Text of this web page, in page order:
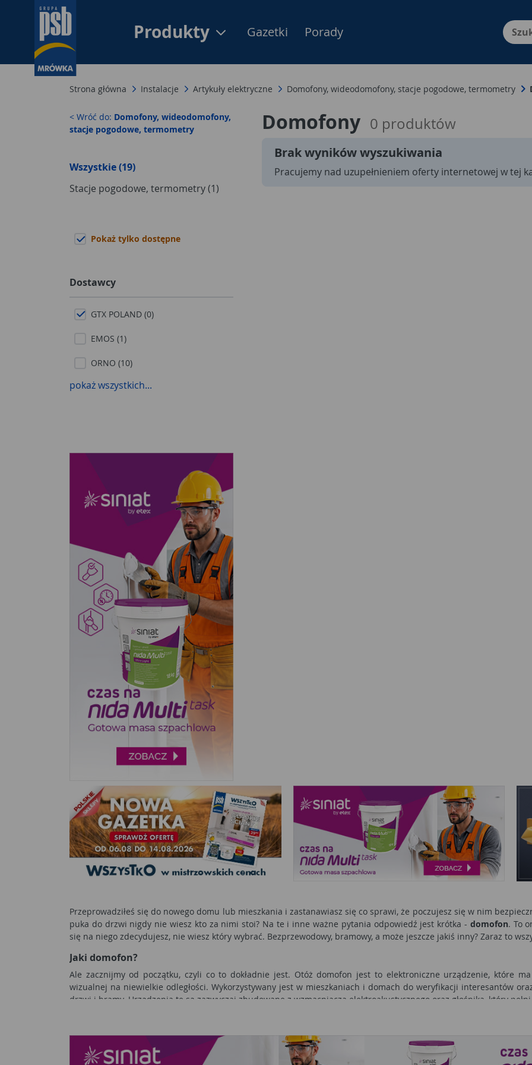
Produkty Menu Produktów,
Gazetki Porady
Strona główna Instalacje Artykuły elektryczne Domofony, wideodomofony, stacje pogodowe, termometry
< Wróć do: Domofony, wideodomofony,
stacje pogodowe, termometry
Wszystkie (19)
Stacje pogodowe, termometry (1)
Pokaż tylko dostępne
Dostawcy
GTX POLAND (0)
EMOS (1)
ORNO (10)
pokaż wszystkich...
Domofony 0 produktów
Brak wyników wyszukiwania
Pracujemy nad uzupełnieniem oferty internetowej w tej
Przeprowadziłeś się do nowego domu lub mieszkania i zastanawiasz się co sprawi, że poczujesz się w nim
puka do drzwi nigdy nie wiesz kto za nimi stoi? Na te i inne ważne pytania odpowiedź jest krótka - domofon. To
się na niego zdecydujesz, nie wiesz który wybrać. Bezprzewodowy, bramowy, a może jeszcze jakiś inny? Zaraz to
Jaki domofon?
Ale zacznijmy od początku, czyli co to dokładnie jest. Otóż domofon jest to elektroniczne urządzenie, które
wizualnej na niewielkie odległości. Wykorzystywany jest w mieszkaniach i domach do weryfikacji interesantów
drzwi i bramy. Urządzenia te są zazwyczaj zbudowane z wzmacniacza elektroakustycznego oraz głośnika, który
Domofon analogowy
– czyli najprostsza wersja, można go spotkać przy klatkach bloków. Obudowa posiada
budynku.